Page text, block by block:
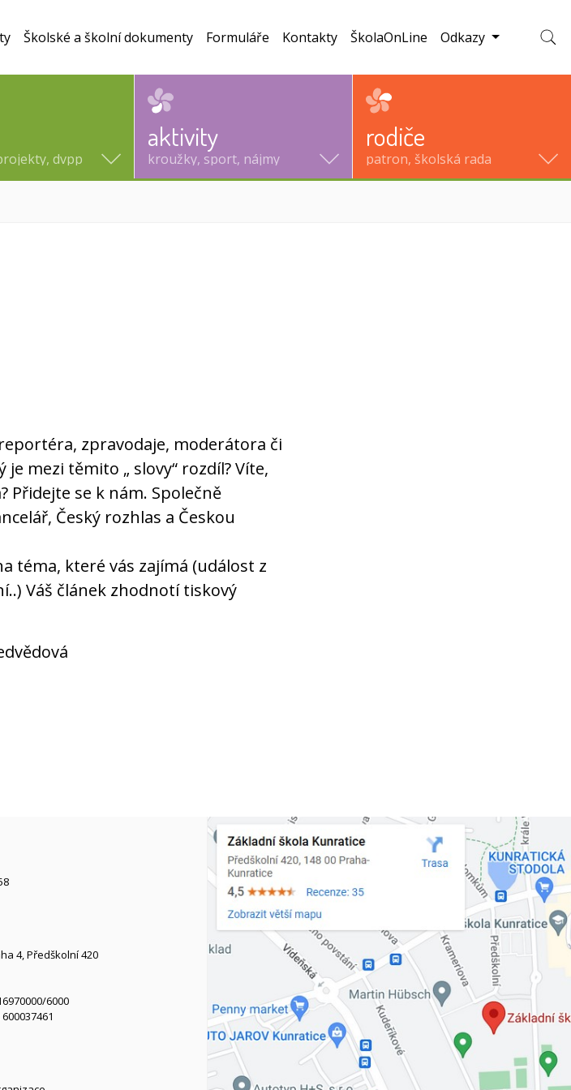
dvpp
aktivity
kroužky, sport, nájmy
rodiče
patron, školská rada
Školské a školní dokumenty Formuláře Kontakty ŠkolaOnLine Odkazy
zpravodaje, moderátora či
mezi těmito „ slovy“ rozdíl? Víte,
Přidejte se k nám. Společně
Český rozhlas a Českou
téma, které vás zajímá (událost z
Váš článek zhodnotí tiskový
4, Předškolní 420
6000